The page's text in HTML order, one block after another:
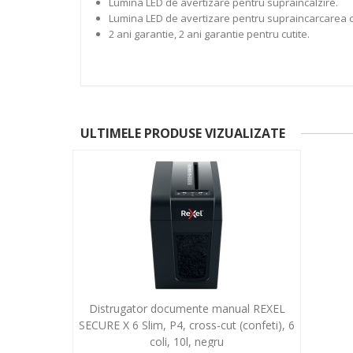
Lumina LED de avertizare pentru supraincarcarea
2 ani garantie, 2 ani garantie pentru cutite.
ULTIMELE PRODUSE VIZUALIZATE
Distrugator documente manual REXEL
SECURE X 6 Slim, P4, cross-cut (confeti), 6
coli, 10l, negru